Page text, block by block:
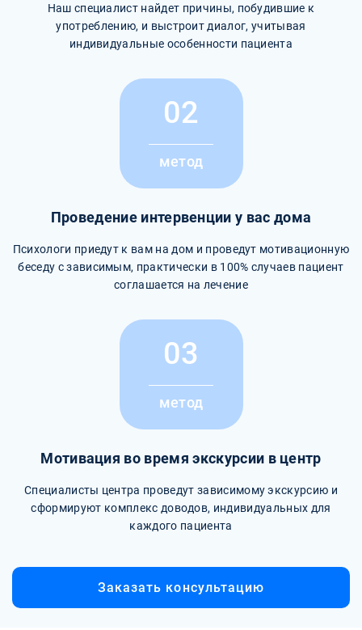
Наш специалист найдет причины, побудившие к
употреблению, и выстроит диалог, учитывая
индивидуальные особенности пациента
02
метод
Проведение интервенции у вас дома
Психологи приедут к вам на дом и проведут мотивационную
беседу с зависимым, практически в 100% случаев пациент
соглашается на лечение
03
метод
Мотивация во время экскурсии в центр
Специалисты центра проведут зависимому экскурсию и
сформируют комплекс доводов, индивидуальных для
каждого пациента
Заказать консультацию